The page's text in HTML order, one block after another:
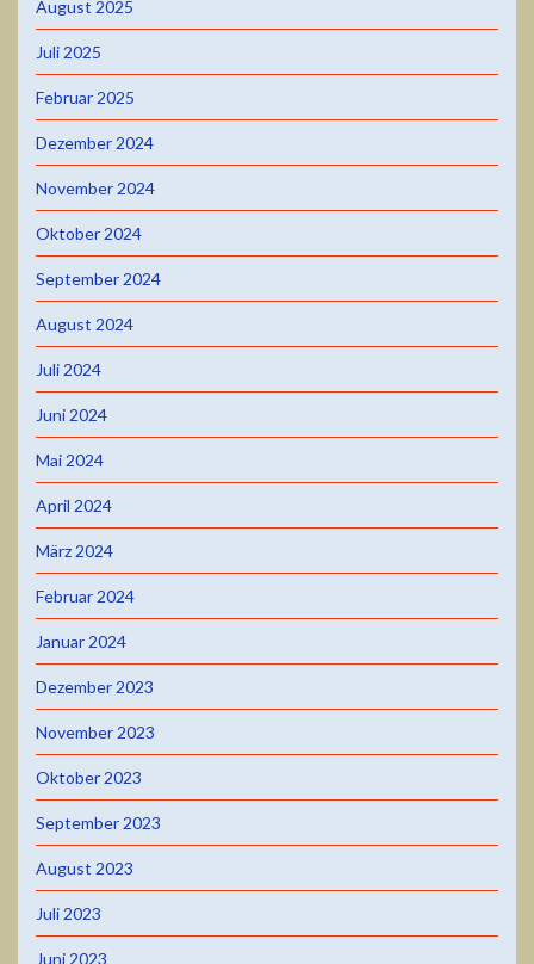
August 2025
Juli 2025
Februar 2025
Dezember 2024
November 2024
Oktober 2024
September 2024
August 2024
Juli 2024
Juni 2024
Mai 2024
April 2024
März 2024
Februar 2024
Januar 2024
Dezember 2023
November 2023
Oktober 2023
September 2023
August 2023
Juli 2023
Juni 2023